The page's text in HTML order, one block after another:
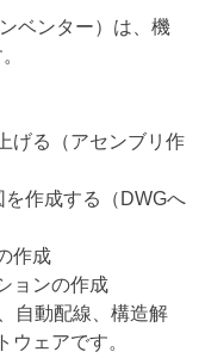
ベンター）は、機
げる（アセンブリ作
を作成する（DWGへ
作成
ョンの作成
自動配線、構造解
ェアです。